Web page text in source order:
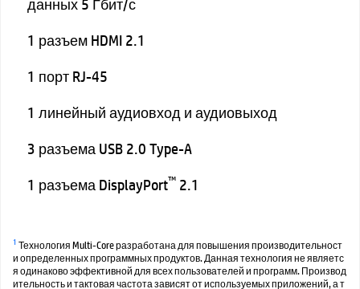
данных 5 Гбит/с
1 разъем HDMI 2.1
1 порт RJ-45
1 линейный аудиовход и аудиовыход
3 разъема USB 2.0 Type-A
1 разъема DisplayPort™ 2.1
1 Технология Multi-Core разработана для повышения производительност
и определенных программных продуктов. Данная технология не являетс
я одинаково эффективной для всех пользователей и программ. Производ
ительность и тактовая частота зависят от используемых приложений, а т